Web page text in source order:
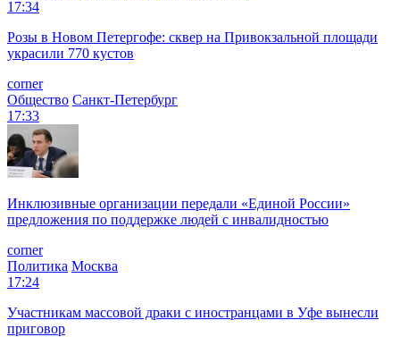
17:34
Розы в Новом Петергофе: сквер на Привокзальной площади
украсили 770 кустов
corner
Общество Санкт-Петербург
17:33
Инклюзивные организации передали «Единой России»
предложения по поддержке людей с инвалидностью
corner
Политика Москва
17:24
Участникам массовой драки с иностранцами в Уфе вынесли
приговор